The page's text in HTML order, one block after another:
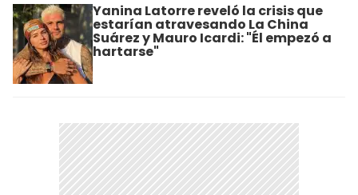
Yanina Latorre reveló la crisis que
estarían atravesando La China
Suárez y Mauro Icardi: "Él empezó a
hartarse"